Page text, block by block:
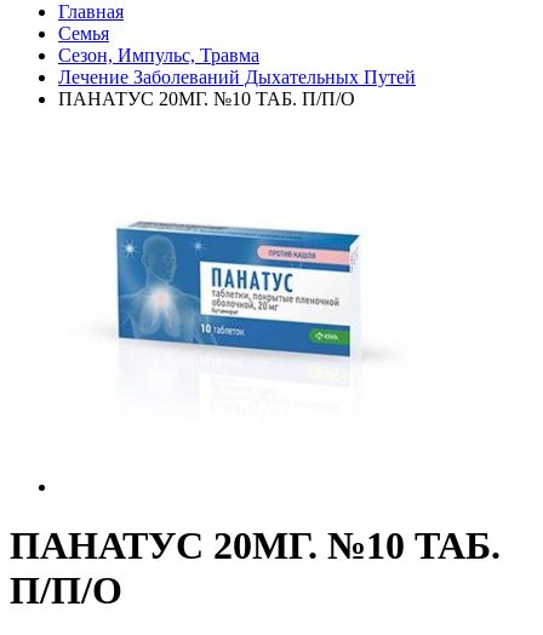
Главная
Семья
Сезон, Импульс, Травма
Лечение Заболеваний Дыхательных Путей
ПАНАТУС 20МГ. №10 ТАБ. П/П/О
ПАНАТУС 20МГ. №10 ТАБ.
П/П/О